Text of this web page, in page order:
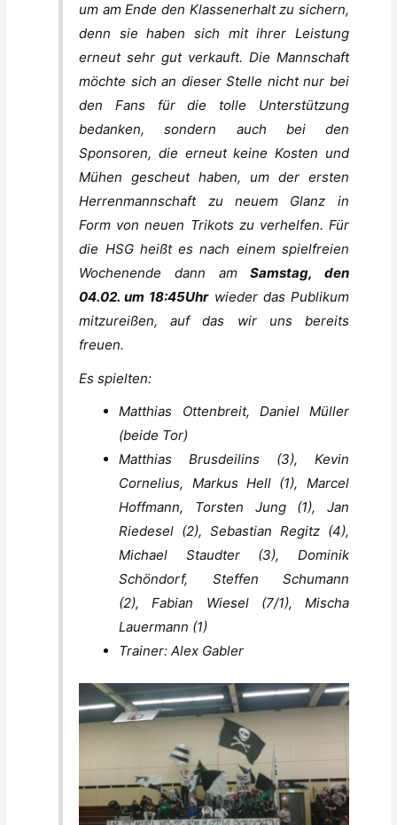
um am Ende den Klassenerhalt zu sichern,
denn sie haben sich mit ihrer Leistung
erneut sehr gut verkauft. Die Mannschaft
möchte sich an dieser Stelle nicht nur bei
den Fans für die tolle Unterstützung
bedanken, sondern auch bei den
Sponsoren, die erneut keine Kosten und
Mühen gescheut haben, um der ersten
Herrenmannschaft zu neuem Glanz in
Form von neuen Trikots zu verhelfen. Für
die HSG heißt es nach einem spielfreien
Wochenende dann amSamstag, den
04.02. um 18:45Uhrwieder das Publikum
mitzureißen, auf das wir uns bereits
freuen.
Es spielten:
Matthias Ottenbreit, Daniel Müller
(beide Tor)
Matthias Brusdeilins (3), Kevin
Cornelius, Markus Hell (1), Marcel
Hoffmann, Torsten Jung (1), Jan
Riedesel (2), Sebastian Regitz (4),
Michael Staudter (3), Dominik
Schöndorf, Steffen Schumann
(2), Fabian Wiesel (7/1), Mischa
Lauermann (1)
Trainer: Alex Gabler